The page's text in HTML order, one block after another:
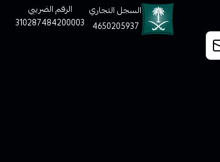
السجل التجاري
4650205937
الرقم الضريبي
310287484200003